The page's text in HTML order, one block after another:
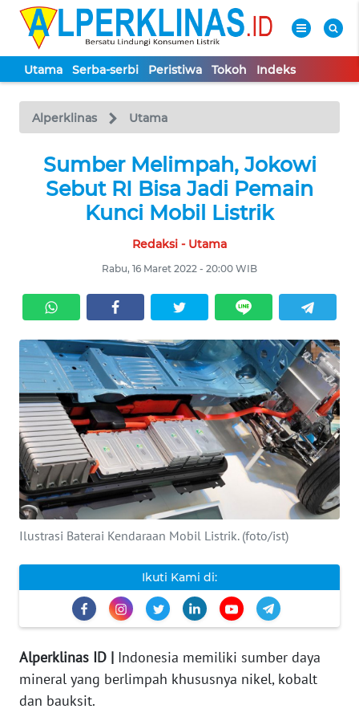
Utama Serba-serbi Peristiwa Tokoh Indeks
Alperklinas Utama
Sumber Melimpah, Jokowi
Sebut RI Bisa Jadi Pemain
Kunci Mobil Listrik
Redaksi - Utama
Rabu, 16 Maret 2022 - 20:00 WIB
Ilustrasi Baterai Kendaraan Mobil Listrik. (foto/ist)
Ikuti Kami di:
Alperklinas ID | Indonesia memiliki sumber daya
mineral yang berlimpah khususnya nikel, kobalt
dan bauksit.
TV
Tutup
UTAMA
TOKOH
Informasi
INDEKS
BERITA
KONTAK
KAMI
INFO
IKLAN
KAMI
PEDOMAN
SIBER
REDAKSI